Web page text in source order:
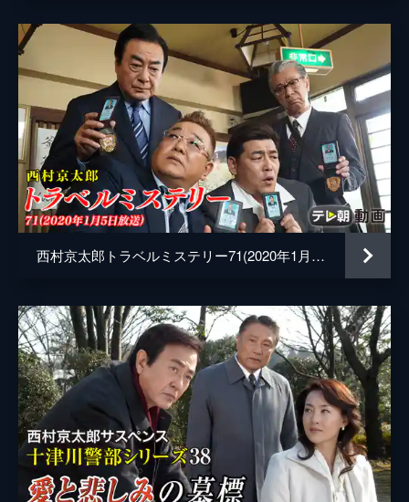
西村京太郎トラベルミステリー71(2020年1月5日放送)